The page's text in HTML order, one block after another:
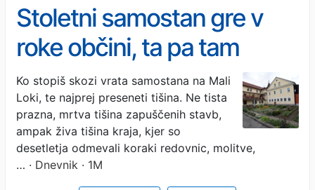
Stoletni samostan gre v
roke občini, ta pa tam
načrtuje dom za starejše
Ko stopiš skozi vrata samostana na Mali
Loki, te najprej preseneti tišina. Ne tista
prazna, mrtva tišina zapuščenih stavb,
ampak živa tišina kraja, kjer so
desetletja odmevali koraki redovnic, molitve,
… · Dnevnik · 1M